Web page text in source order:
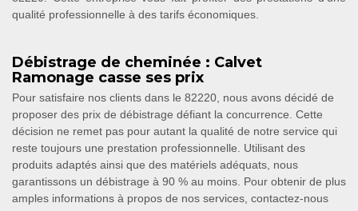
qualité professionnelle à des tarifs économiques.
Débistrage de cheminée : Calvet
Ramonage casse ses prix
Pour satisfaire nos clients dans le 82220, nous avons décidé de
proposer des prix de débistrage défiant la concurrence. Cette
décision ne remet pas pour autant la qualité de notre service qui
reste toujours une prestation professionnelle. Utilisant des
produits adaptés ainsi que des matériels adéquats, nous
garantissons un débistrage à 90 % au moins. Pour obtenir de plus
amples informations à propos de nos services, contactez-nous